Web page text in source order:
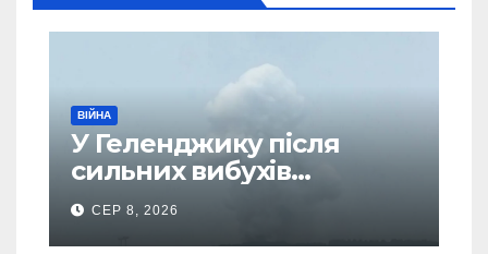
ВІЙНА
У Геленджику після
сильних вибухів
почалася масова
евакуація
СЕР 8, 2026